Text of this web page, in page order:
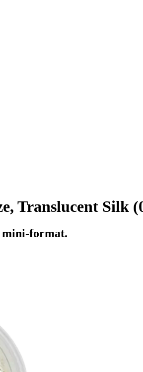
Translucent Silk
mini-format.